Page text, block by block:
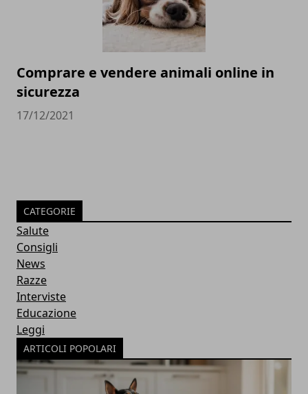
Comprare e vendere animali online in
sicurezza
17/12/2021
CATEGORIE
Salute
Consigli
News
Razze
Interviste
Educazione
Leggi
ARTICOLI POPOLARI